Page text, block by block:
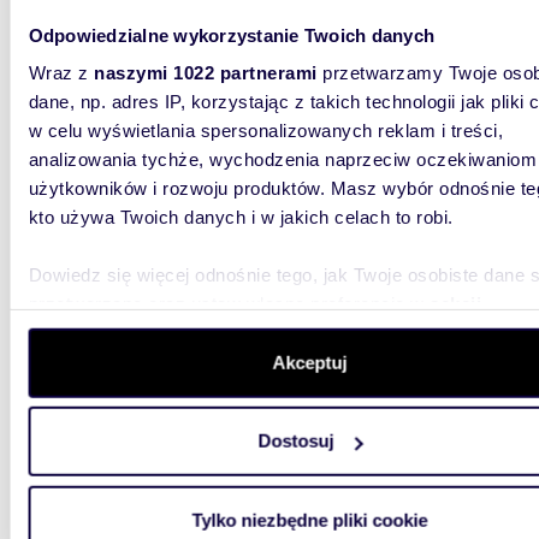
Odpowiedzialne wykorzystanie Twoich danych
Wraz z naszymi 1022 partnerami przetwarzamy Twoje
dane, np. adres IP, korzystając z takich technologii jak pliki
w celu wyświetlania spersonalizowanych reklam i treści,
analizowania tychże, wychodzenia naprzeciw oczekiwaniom
użytkowników i rozwoju produktów. Masz wybór odnośnie
kto używa Twoich danych i w jakich celach to robi.
Dowiedz się więcej odnośnie tego, jak Twoje osobiste dane
szczegółów. W Deklaracji plików cookie możesz zmienić
wycofać swoją zgodę w dowolnej chwili.
aby oferować funkcje społecznościowe i analizować ruch w
witrynie. Informacje o tym, jak korzystasz z naszej witryny,
analitycznym. Partnerzy mogą połączyć te informacje z
Akceptuj
Dostosuj
Tylko niezbędne pliki cookie
315
4-
WYRÓŻNIONE 43m2